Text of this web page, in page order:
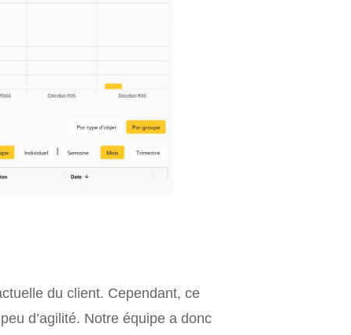
du client. Cependant, ce
d’agilité. Notre équipe a donc